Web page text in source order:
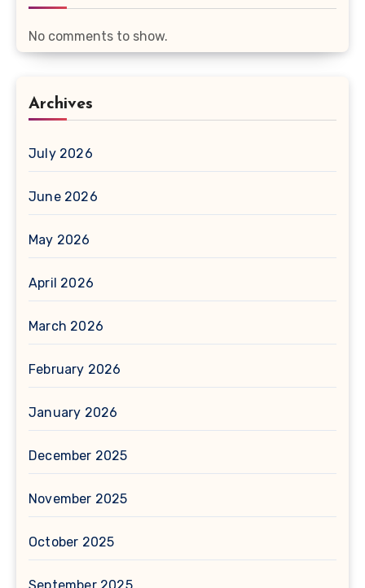
No comments to show.
Archives
July 2026
June 2026
May 2026
April 2026
March 2026
February 2026
January 2026
December 2025
November 2025
October 2025